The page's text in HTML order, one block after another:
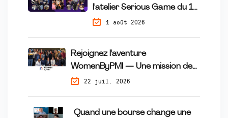
l'atelier Serious Game du 16
Juillet1 août 2026
Rejoignez l'aventure
WomenByPMI — Une mission de
mécénat de compétences qui fait
22 juil. 2026
Quand une bourse change une